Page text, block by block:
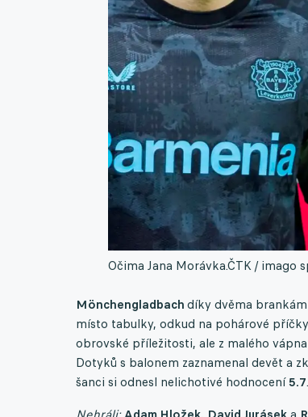
Očima Jana Morávka.ČTK / imago
Mönchengladbach díky dvěma
místo tabulky, odkud na pohárové
obrovské příležitosti, ale z malého
Dotyků s balonem zaznamenal devět a
šanci si odnesl nelichotivé hodnocení5.7.